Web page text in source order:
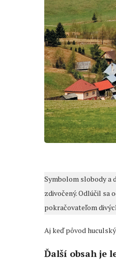
Symbolom slobody a
zdivočený. Odlúčil sa
pokračovateľom
Aj keď pôvod
Ďalší obsah je